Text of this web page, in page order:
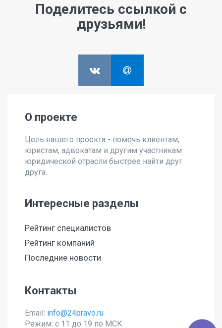
Поделитесь ссылкой с
друзьями!
О проекте
Цель нашего проекта - помочь клиентам,
юристам, адвокатам и другим участникам
юридической отрасли быстрее найти друг
друга.
Интересные разделы
Рейтинг специалистов
Рейтинг компаний
Последние новости
Контакты
Email: info@24pravo.ru
Режим: с 11 до 19 по МСК